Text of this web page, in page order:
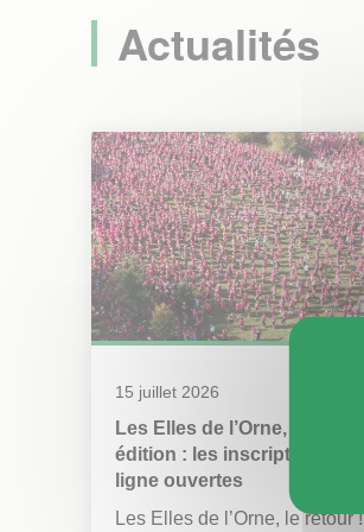
Actualités
15 juillet 2026
Les Elles de l’Orne, la 12e
édition : les inscriptions en
ligne ouvertes
Les Elles de l’Orne, le retour !